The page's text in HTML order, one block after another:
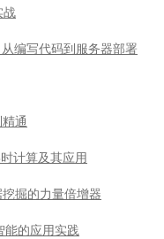
战
从编写代码到服务器部署
精通
计算及其应用
挖掘的力量倍增器
能的应用实践